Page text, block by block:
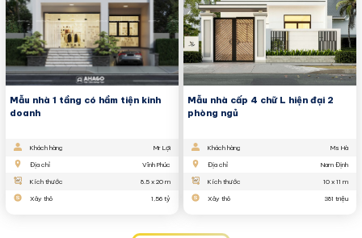
Mẫu nhà 1 tầng có hầm tiện kinh
doanh
Khách hàng Mr Lợi
Địa chỉ Vĩnh Phúc
Kích thước 8.5 x 20 m
Xây thô 1,56 tỷ
Mẫu nhà cấp 4 chữ L hiện đại 2
phòng ngủ
Khách hàng Ms Hà
Địa chỉ Nam Định
Kích thước 10 x 11 m
Xây thô 381 triệu